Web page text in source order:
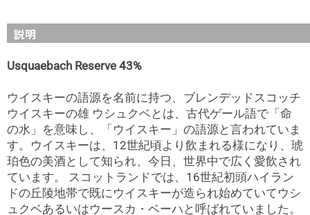
説明
Usquaebach Reserve 43%
ウイスキーの語源を名前に持つ、ブレンデッドスコッチ
ウイスキーの雄 ウシュクベとは、古代ゲール語で「命
の水」を意味し、「ウイスキー」の語源と言われていま
す。ウイスキーは、12世紀頃より飲まれる様になり、琥
珀色の美酒として知られ、今日、世界中で広く愛飲され
ています。 スコットランドでは、16世紀初頭ハイラン
ドの丘陵地帯で既にウイスキーが造られ始めていてウシ
ュクベあるいはウースカ・ベーハと呼ばれていました。